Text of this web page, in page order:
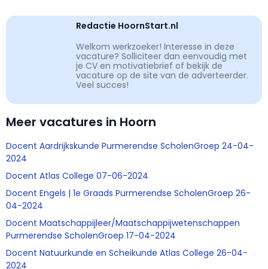
Redactie HoornStart.nl
Welkom werkzoeker! Interesse in deze
vacature? Solliciteer dan eenvoudig met
je CV en motivatiebrief of bekijk de
vacature op de site van de adverteerder.
Veel succes!
Meer vacatures in Hoorn
Docent Aardrijkskunde Purmerendse ScholenGroep 24-04-
2024
Docent Atlas College 07-06-2024
Docent Engels | 1e Graads Purmerendse ScholenGroep 26-
04-2024
Docent Maatschappijleer/Maatschappijwetenschappen
Purmerendse ScholenGroep 17-04-2024
Docent Natuurkunde en Scheikunde Atlas College 26-04-
2024